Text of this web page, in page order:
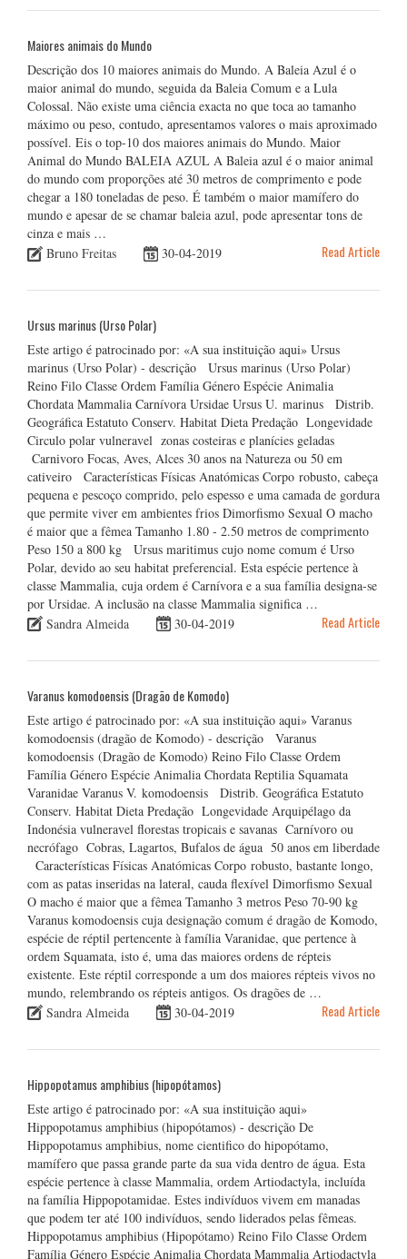
Maiores animais do Mundo
Descrição dos 10 maiores animais do Mundo. A Baleia Azul é o
maior animal do mundo, seguida da Baleia Comum e a Lula
Colossal. Não existe uma ciência exacta no que toca ao tamanho
máximo ou peso, contudo, apresentamos valores o mais aproximado
possível. Eis o top-10 dos maiores animais do Mundo. Maior
Animal do Mundo BALEIA AZUL A Baleia azul é o maior animal
do mundo com proporções até 30 metros de comprimento e pode
chegar a 180 toneladas de peso. É também o maior mamífero do
mundo e apesar de se chamar baleia azul, pode apresentar tons de
cinza e mais …
Bruno Freitas
30-04-2019 Read Article
Ursus marinus (Urso Polar)
Este artigo é patrocinado por: «A sua instituição aqui» Ursus
marinus (Urso Polar) - descrição Ursus marinus (Urso Polar)
Reino Filo Classe Ordem Família Género Espécie Animalia
Chordata Mammalia Carnívora Ursidae Ursus U. marinus Distrib.
Geográfica Estatuto Conserv. Habitat Dieta Predação Longevidade
Circulo polar vulneravel zonas costeiras e planícies geladas
Carnivoro Focas, Aves, Alces 30 anos na Natureza ou 50 em
cativeiro Características Físicas Anatómicas Corpo robusto, cabeça
pequena e pescoço comprido, pelo espesso e uma camada de gordura
que permite viver em ambientes frios Dimorfismo Sexual O macho
é maior que a fêmea Tamanho 1.80 - 2.50 metros de comprimento
Peso 150 a 800 kg Ursus maritimus cujo nome comum é Urso
Polar, devido ao seu habitat preferencial. Esta espécie pertence à
classe Mammalia, cuja ordem é Carnívora e a sua família designa-se
por Ursidae. A inclusão na classe Mammalia significa …
Sandra Almeida
30-04-2019 Read Article
Varanus komodoensis (Dragão de Komodo)
Este artigo é patrocinado por: «A sua instituição aqui» Varanus
komodoensis (dragão de Komodo) - descrição Varanus
komodoensis (Dragão de Komodo) Reino Filo Classe Ordem
Família Género Espécie Animalia Chordata Reptilia Squamata
Varanidae Varanus V. komodoensis Distrib. Geográfica Estatuto
Conserv. Habitat Dieta Predação Longevidade Arquipélago da
Indonésia vulneravel florestas tropicais e savanas Carnívoro ou
necrófago Cobras, Lagartos, Bufalos de água 50 anos em liberdade
Características Físicas Anatómicas Corpo robusto, bastante longo,
com as patas inseridas na lateral, cauda flexível Dimorfismo Sexual
O macho é maior que a fêmea Tamanho 3 metros Peso 70-90 kg
Varanus komodoensis cuja designação comum é dragão de Komodo,
espécie de réptil pertencente à família Varanidae, que pertence à
ordem Squamata, isto é, uma das maiores ordens de répteis
existente. Este réptil corresponde a um dos maiores répteis vivos no
mundo, relembrando os répteis antigos. Os dragões de …
Sandra Almeida
30-04-2019 Read Article
Hippopotamus amphibius (hipopótamos)
Este artigo é patrocinado por: «A sua instituição aqui»
Hippopotamus amphibius (hipopótamos) - descrição De
Hippopotamus amphibius, nome cientifico do hipopótamo,
mamífero que passa grande parte da sua vida dentro de água. Esta
espécie pertence à classe Mammalia, ordem Artiodactyla, incluída
na família Hippopotamidae. Estes indivíduos vivem em manadas
que podem ter até 100 indivíduos, sendo liderados pelas fêmeas.
Hippopotamus amphibius (Hipopótamo) Reino Filo Classe Ordem
Família Género Espécie Animalia Chordata Mammalia Artiodactyla